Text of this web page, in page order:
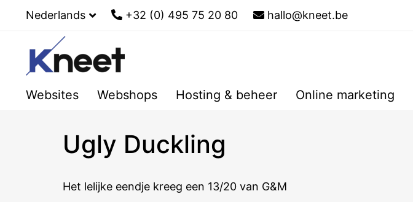
Nederlands +32 (0) 495 75 20 80 hallo@kneet.be
Websites Webshops Hosting & beheer Online marketing
Ugly Duckling
Het lelijke eendje kreeg een 13/20 van G&M